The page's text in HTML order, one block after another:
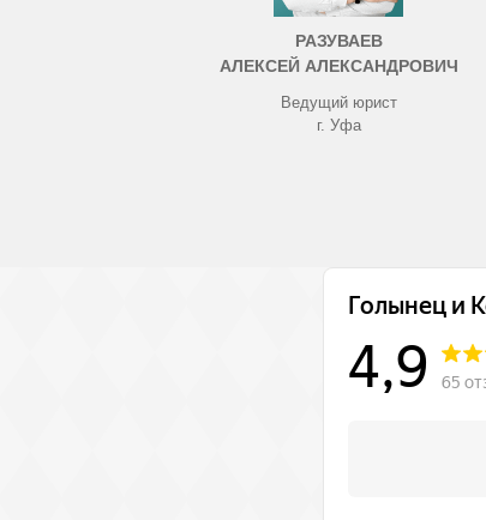
РАЗУВАЕВ
АЛЕКСЕЙ АЛЕКСАНДРОВИЧ
Ведущий юрист
г. Уфа